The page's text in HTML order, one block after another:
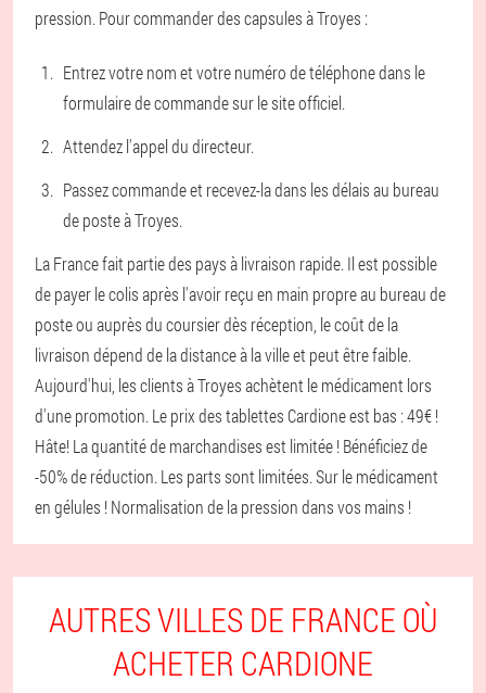
pression. Pour commander des capsules à Troyes :
Entrez votre nom et votre numéro de téléphone dans le
formulaire de commande sur le site officiel.
Attendez l'appel du directeur.
Passez commande et recevez-la dans les délais au bureau
de poste à Troyes.
La France fait partie des pays à livraison rapide. Il est possible
de payer le colis après l'avoir reçu en main propre au bureau de
poste ou auprès du coursier dès réception, le coût de la
livraison dépend de la distance à la ville et peut être faible.
Aujourd'hui, les clients à Troyes achètent le médicament lors
d'une promotion. Le prix des tablettes Cardione est bas : 49€ !
Hâte! La quantité de marchandises est limitée ! Bénéficiez de
-50% de réduction. Les parts sont limitées. Sur le médicament
en gélules ! Normalisation de la pression dans vos mains !
AUTRES VILLES DE FRANCE OÙ
ACHETER CARDIONE